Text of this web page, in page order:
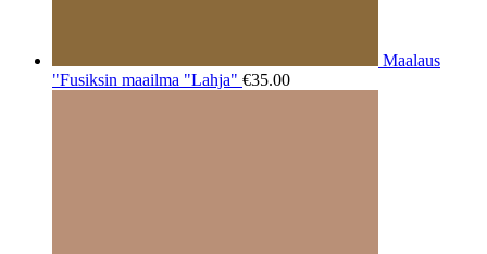
Maalaus
"Fusiksin maailma "Lahja" €35.00